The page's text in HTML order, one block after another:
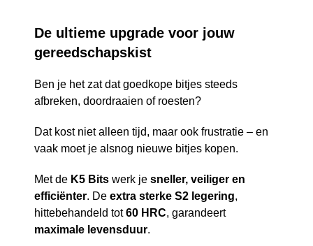
De ultieme upgrade voor jouw
gereedschapskist
Ben je het zat dat goedkope bitjes steeds
afbreken, doordraaien of roesten?
Dat kost niet alleen tijd, maar ook frustratie – en
vaak moet je alsnog nieuwe bitjes kopen.
Met de K5 Bits werk jesneller, veiliger en
efficiënter. Deextra sterke S2 legering,
hittebehandeld tot60 HRC, garandeert
maximale levensduur.